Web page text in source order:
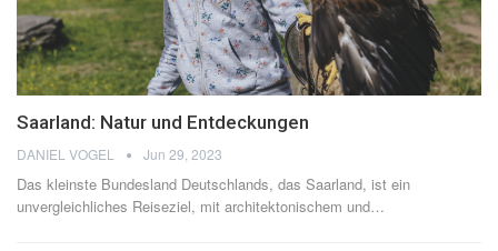
Saarland: Natur und Entdeckungen
DANIEL VOGEL Jun 29, 2023
Das kleinste Bundesland Deutschlands, das Saarland, ist ein
unvergleichliches Reiseziel, mit architektonischem und…